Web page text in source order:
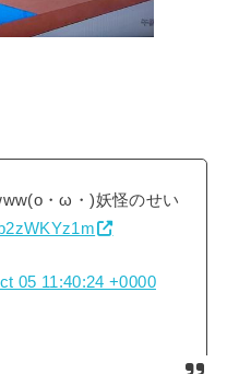
・ω・)妖怪のせい
05 11:40:24 +0000